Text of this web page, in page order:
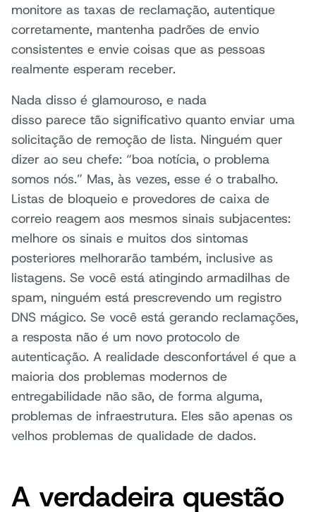
monitore as taxas de reclamação, autentique
corretamente, mantenha padrões de envio
consistentes e envie coisas que as pessoas
realmente esperam receber.
Nada disso é glamouroso, e nada
disso parece tão significativo quanto enviar uma
solicitação de remoção de lista. Ninguém quer
dizer ao seu chefe: “boa notícia, o problema
somos nós.” Mas, às vezes, esse é o trabalho.
Listas de bloqueio e provedores de caixa de
correio reagem aos mesmos sinais subjacentes:
melhore os sinais e muitos dos sintomas
posteriores melhorarão também, inclusive as
listagens. Se você está atingindo armadilhas de
spam, ninguém está prescrevendo um registro
DNS mágico. Se você está gerando reclamações,
a resposta não é um novo protocolo de
autenticação. A realidade desconfortável é que a
maioria dos problemas modernos de
entregabilidade não são, de forma alguma,
problemas de infraestrutura. Eles são apenas os
velhos problemas de qualidade de dados.
A verdadeira questão